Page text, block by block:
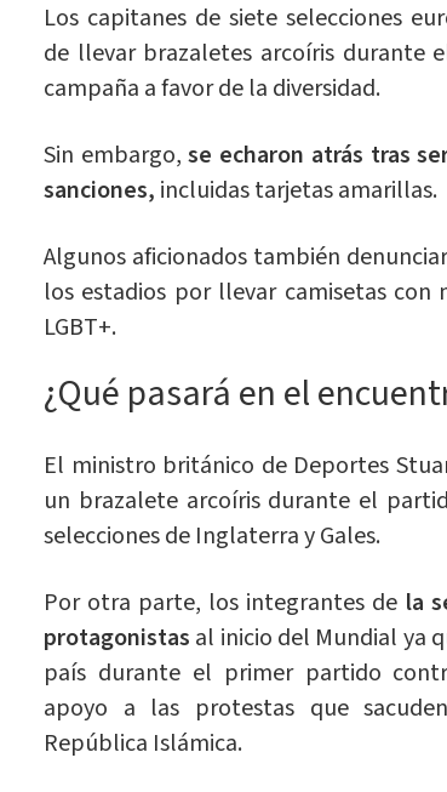
Los capitanes de siete selecciones
de llevar brazaletes arcoíris durante
campaña a favor de la diversidad.
Sin embargo,se echaron atrás tras
sanciones, incluidas tarjetas amarillas.
Algunos aficionados también
los estadios por llevar camisetas con
LGBT+.
¿Qué pasará en el
El ministro británico de Deportes
un brazalete arcoíris durante el
selecciones de Inglaterra y Gales.
Por otra parte, los integrantes de la
protagonistas al inicio del Mundial ya
país durante el primer partido
apoyo a las protestas que
República Islámica.